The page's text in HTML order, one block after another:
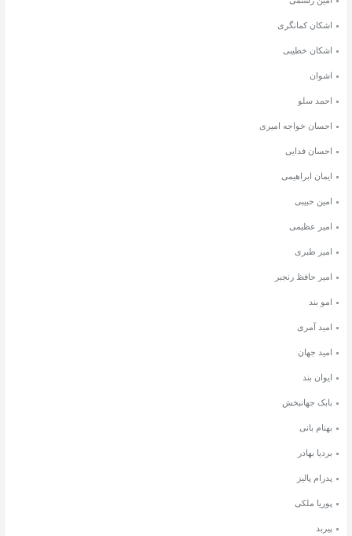
اشکان کمانگری
اشکان خطیبی
اشوان
احمد سلو
احسان خواجه امیری
احسان فدایی
ایمان ابراهیمی
امین حبیبی
امیر عظیمی
امیر طبری
امیر حافظ رنجبر
امو بند
امید آمری
امید جهان
ایوان بند
بابک جهانبخش
بهنام بانی
بردیا بهادر
پدرام پالیز
پوریا ملکی
پیربد